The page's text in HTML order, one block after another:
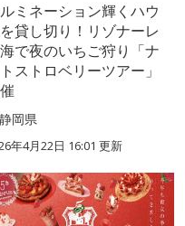
ミネーション輝くハウ
貸し切り！リゾナーレ
で夜のいちご狩り「ナ
ストロベリーツアー」
静岡県
年4月22日 16:01 更新